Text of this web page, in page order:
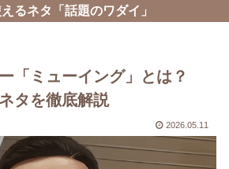
るネタ「話題のワダイ」
「ミューイング」とは？
タを徹底解説
2026.05.11